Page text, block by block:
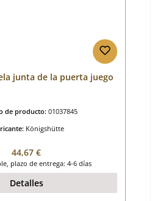
junta de la puerta juego
de producto: 01037845
Königshütte
Precio normal:
44,67 €
plazo de entrega: 4-6 días
Detalles